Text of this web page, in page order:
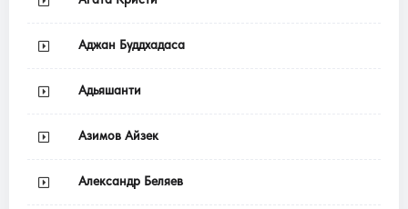
Аджан Буддхадаса
Адьяшанти
Азимов Айзек
Александр Беляев